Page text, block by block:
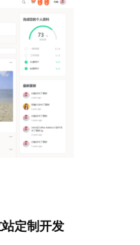
定制开发